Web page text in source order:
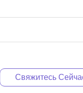
Свяжитесь